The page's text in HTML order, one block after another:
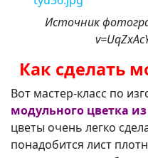
Источник
Как сделать
Вот мастер-класс по
модульного цветка
цветы очень легко
понадобится лист